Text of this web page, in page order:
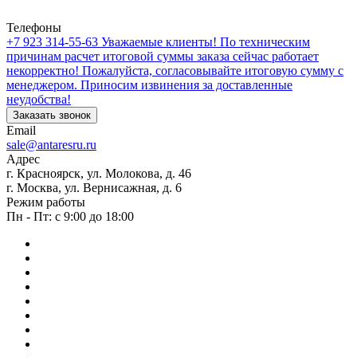
Телефоны
+7 923 314-55-63 Уважаемые клиенты! По техническим
причинам расчет итоговой суммы заказа сейчас работает
некорректно! Пожалуйста, согласовывайте итоговую сумму с
менеджером. Приносим извинения за доставленные
неудобства!
Заказать звонок
Email
sale@antaresru.ru
Адрес
г. Красноярск, ул. Молокова, д. 46
г. Москва, ул. Вернисажная, д. 6
Режим работы
Пн - Пт: с 9:00 до 18:00